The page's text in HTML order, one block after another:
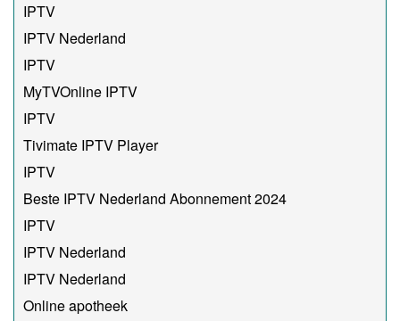
IPTV
IPTV Nederland
IPTV
MyTVOnline IPTV
IPTV
Tivimate IPTV Player
IPTV
Beste IPTV Nederland Abonnement 2024
IPTV
IPTV Nederland
IPTV Nederland
Online apotheek